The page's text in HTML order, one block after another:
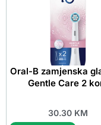
Oral-B zamjenska
Gentle Care 2
30.30 KM